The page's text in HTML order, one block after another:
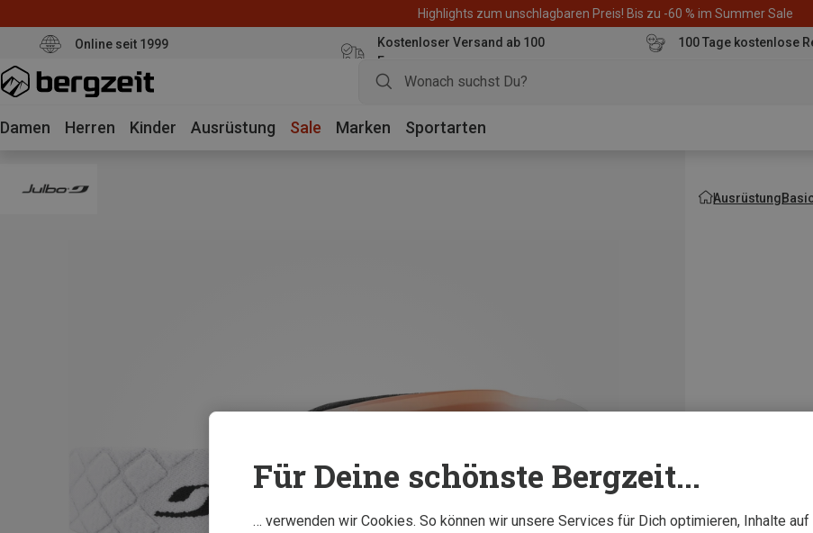
Highlights zum unschlagbaren Preis! Bis zu -60 % im Summer Sale
Online seit 1999
Kostenloser Versand ab 100
Euro
100 Tage kostenlose
Damen Herren Kinder Ausrüstung Sale Marken Sportarten
Ausrüstung
Für Deine schönste Bergzeit...
… verwenden wir Cookies. So können wir unsere Services für Dich optimieren, Inhalte auf